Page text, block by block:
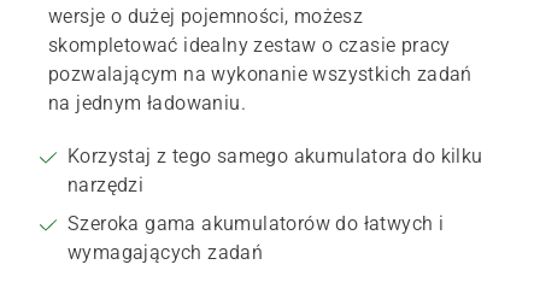
wersje o dużej pojemności, możesz
skompletować idealny zestaw o czasie pracy
pozwalającym na wykonanie wszystkich zadań
na jednym ładowaniu.
Korzystaj z tego samego akumulatora do kilku
narzędzi
Szeroka gama akumulatorów do łatwych i
wymagających zadań